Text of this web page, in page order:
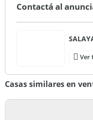
Contactá al
Ver
Casas similares en